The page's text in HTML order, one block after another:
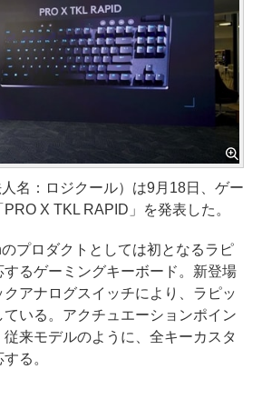
名：ロジクール）は9月18日、ゲー
X TKL RAPID」を発表した。
プロダクトとしては初となるラピ
するゲーミングキーボード。新登場
アナログスイッチにより、ラピッ
ている。アクチュエーションポイン
従来モデルのように、全キーカスタ
る。